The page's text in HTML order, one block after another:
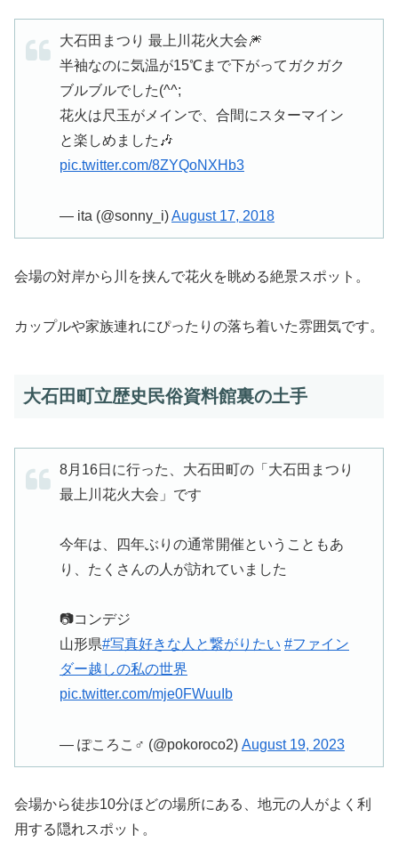
大石田まつり 最上川花火大会🎆
半袖なのに気温が15℃まで下がってガクガク
ブルブルでした(^^;
花火は尺玉がメインで、合間にスターマイン
と楽しめました🎶
pic.twitter.com/8ZYQoNXHb3
— ita (@sonny_i)August 17, 2018
会場の対岸から川を挟んで花火を眺める絶景スポット。
カップルや家族連れにぴったりの落ち着いた雰囲気です。
大石田町立歴史民俗資料館裏の土手
8月16日に行った、大石田町の「大石田まつり
最上川花火大会」です
今年は、四年ぶりの通常開催ということもあ
り、たくさんの人が訪れていました
📷コンデジ
山形県#写真好きな人と繋がりたい #ファイン
ダー越しの私の世界
pic.twitter.com/mje0FWuuIb
— ぽころこ♂ (@pokoroco2) August 19, 2023
会場から徒歩10分ほどの場所にある、地元の人がよく利
用する隠れスポット。